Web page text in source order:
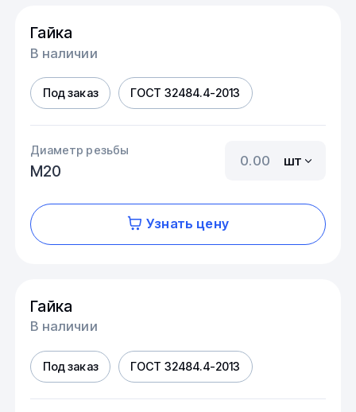
Гайка
В наличии
Под заказ ГОСТ 32484.4-2013
Диаметр резьбы
М20
шт
Узнать цену
Гайка
В наличии
Под заказ ГОСТ 32484.4-2013